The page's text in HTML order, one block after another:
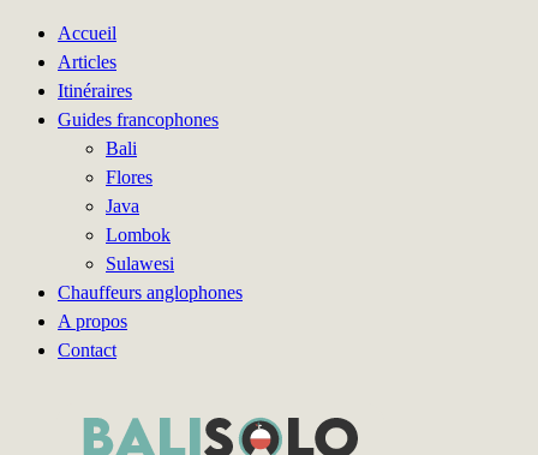
Accueil
Articles
Itinéraires
Guides francophones
Bali
Flores
Java
Lombok
Sulawesi
Chauffeurs anglophones
A propos
Contact